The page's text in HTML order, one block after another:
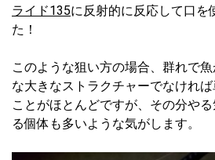
ライド135に反射的に反応して口を
た！
このような狙い方の場合、群れで
な大きなストラクチャーでなけれ
ことがほとんどですが、その分や
る個体も多いような気がします。